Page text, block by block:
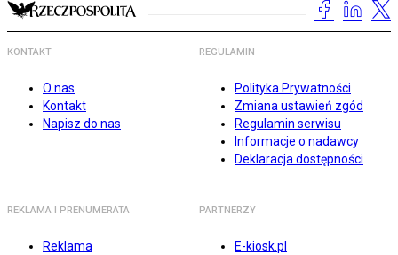
KONTAKT
O nas
Kontakt
Napisz do nas
REGULAMIN
Polityka Prywatności
Zmiana ustawień zgód
Regulamin serwisu
Informacje o nadawcy
Deklaracja dostępności
REKLAMA I PRENUMERATA
Reklama
PARTNERZY
E-kiosk.pl